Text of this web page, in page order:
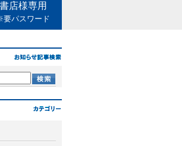
書店様専用
要パスワード